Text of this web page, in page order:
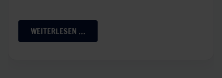
WEITERLESEN …